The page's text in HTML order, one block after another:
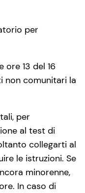
per
ore 13 del 16
non comunitari la
per
al test di
collegarti al
le istruzioni. Se
minorenne,
In caso di